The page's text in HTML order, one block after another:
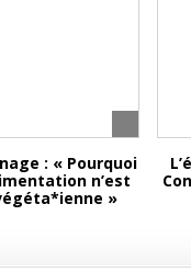
: « Pourquoi
n’est
»